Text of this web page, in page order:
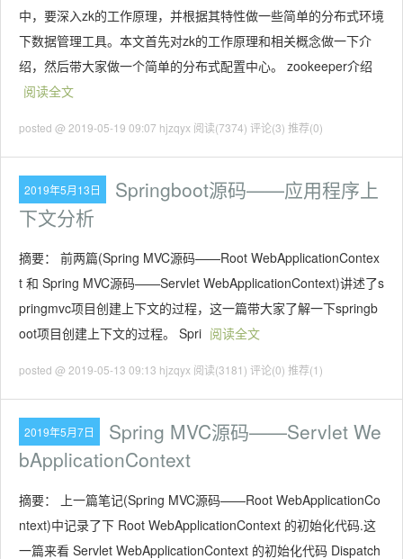
中，要深入zk的工作原理，并根据其特性做一些简单的分布式环境
下数据管理工具。本文首先对zk的工作原理和相关概念做一下介
绍，然后带大家做一个简单的分布式配置中心。 zookeeper介绍
阅读全文
posted @ 2019-05-19 09:07 hjzqyx 阅读(7374) 评论(3) 推荐(0)
2019年5月13日
Springboot源码——应用程序上
下文分析
摘要： 前两篇(Spring MVC源码——Root WebApplicationContex
t 和 Spring MVC源码——Servlet WebApplicationContext)讲述了s
pringmvc项目创建上下文的过程，这一篇带大家了解一下springb
oot项目创建上下文的过程。 Spri 阅读全文
posted @ 2019-05-13 09:13 hjzqyx 阅读(3181) 评论(0) 推荐(1)
2019年5月7日
Spring MVC源码——Servlet We
bApplicationContext
摘要： 上一篇笔记(Spring MVC源码——Root WebApplicationCo
ntext)中记录了下 Root WebApplicationContext 的初始化代码.这
一篇来看 Servlet WebApplicationContext 的初始化代码 Dispatch